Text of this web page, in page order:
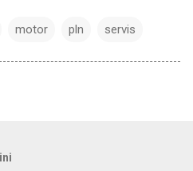
motor pln servis